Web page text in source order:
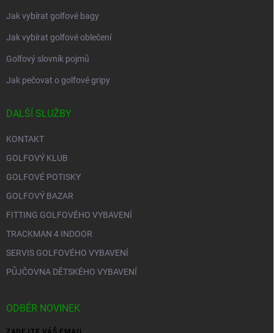
Jak vybírat golfové bagy
Jak vybírat golfové oblečení
Golfový slovník pojmů
Jak pečovat o golfové gripy
DALŠÍ SLUŽBY
KONTAKT
GOLFOVÝ KLUB
GOLFOVÉ POTISKY
GOLFOVÝ BAZAR
FITTING GOLFOVÉHO VYBAVENÍ
TRACKMAN 4 INDOOR
SERVIS GOLFOVÉHO VYBAVENÍ
PŮJČOVNA DĚTSKÉHO VYBAVENÍ
ODBĚR NOVINEK